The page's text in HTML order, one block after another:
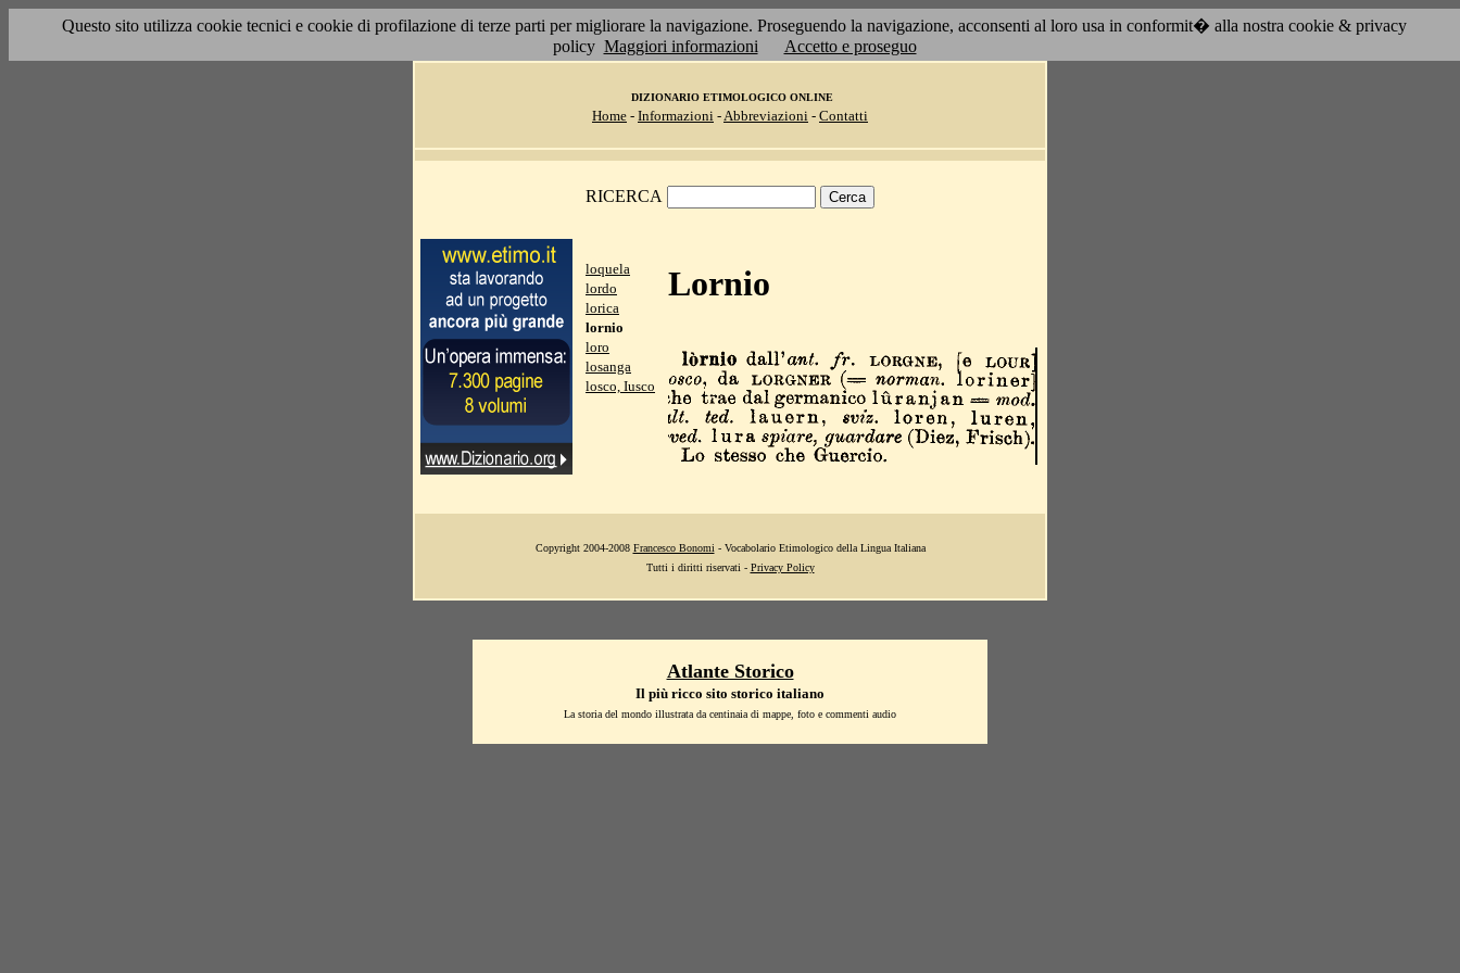
Questo sito utilizza cookie tecnici e cookie di profilazione di terze parti per migliorare la navigazione. Proseguendo la navigazione, acconsenti al loro usa in conformit� alla nostra cookie & privacy
policy Maggiori informazioni Accetto e proseguo
DIZIONARIO ETIMOLOGICO ONLINE
Home - Informazioni -Abbreviazioni - Contatti
RICERCA
loquela
lordo
lorica
lornio
loro
losanga
losco, Iusco
Lornio
Copyright 2004-2008 Francesco Bonomi - Vocabolario Etimologico della Lingua Italiana
Tutti i diritti riservati - Privacy Policy
Atlante Storico
Il più ricco sito storico italiano
La storia del mondo illustrata da centinaia di mappe, foto e commenti audio